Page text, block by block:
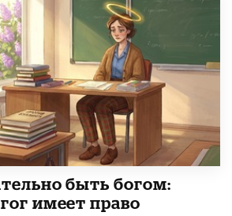
быть богом:
имеет право